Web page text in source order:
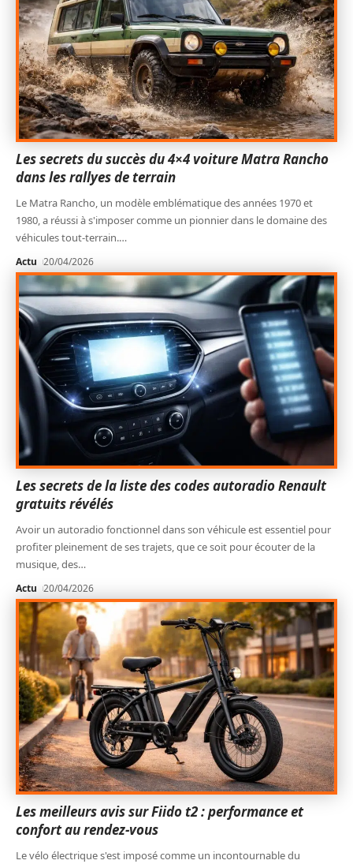
Les secrets du succès du 4×4 voiture Matra Rancho
dans les rallyes de terrain
Le Matra Rancho, un modèle emblématique des années 1970 et
1980, a réussi à s'imposer comme un pionnier dans le domaine des
véhicules tout-terrain.…
Actu 20/04/2026
Les secrets de la liste des codes autoradio Renault
gratuits révélés
Avoir un autoradio fonctionnel dans son véhicule est essentiel pour
profiter pleinement de ses trajets, que ce soit pour écouter de la
musique, des…
Actu 20/04/2026
Les meilleurs avis sur Fiido t2 : performance et
confort au rendez-vous
Le vélo électrique s'est imposé comme un incontournable du